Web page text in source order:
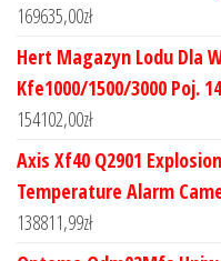
169635,00zł
Hert Magazyn Lodu Dla
Kfe1000/1500/3000 Poj.
154102,00zł
Axis Xf40 Q2901
Temperature Alarm
138811,99zł